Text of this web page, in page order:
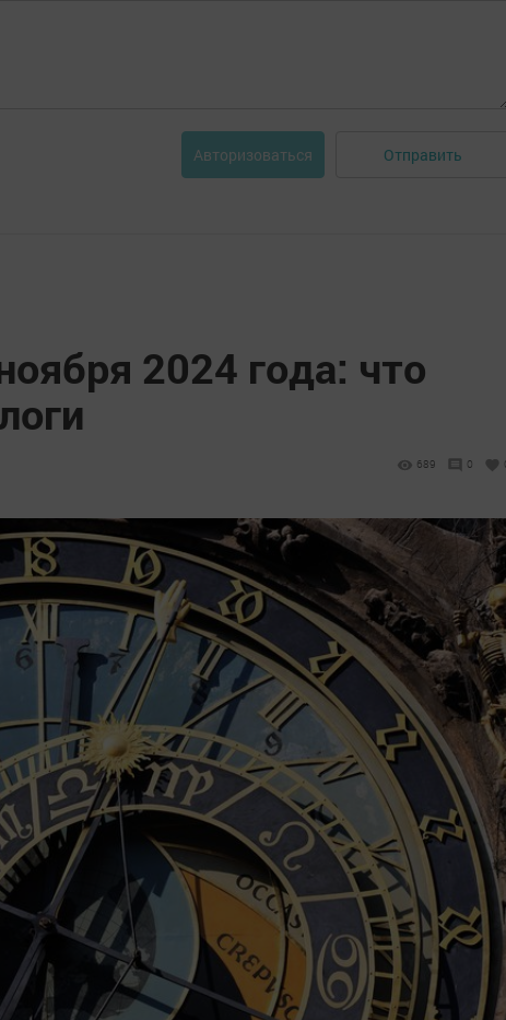
Авторизоваться Отправить
2024 года: что
689 0